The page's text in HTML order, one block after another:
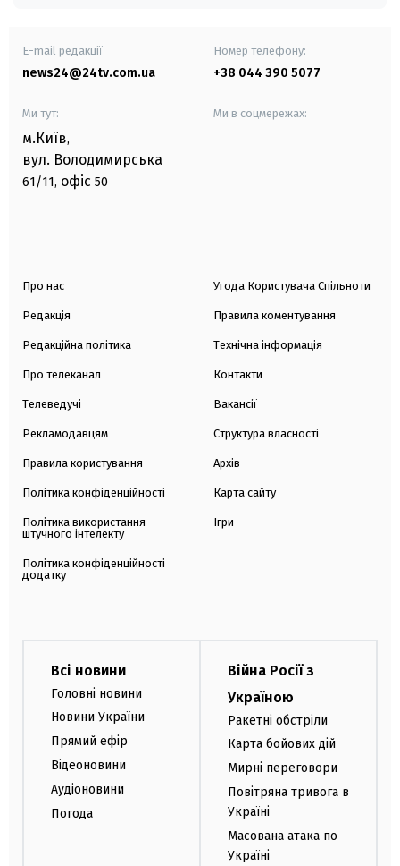
E-mail редакції
news24@24tv.com.ua
Номер телефону:
+38 044 390 5077
Ми тут:
м.Київ,
вул. Володимирська
61/11, офіс 50
Ми в соцмережах:
Про нас
Редакція
Редакційна політика
Про телеканал
Телеведучі
Рекламодавцям
Правила користування
Політика конфіденційності
Політика використання
штучного інтелекту
Політика конфіденційності
додатку
Угода Користувача Спільноти
Правила коментування
Технічна інформація
Контакти
Вакансії
Структура власності
Архів
Карта сайту
Ігри
Всі новини
Головні новини
Новини України
Прямий ефір
Відеоновини
Аудіоновини
Погода
Війна Росії з
Україною
Ракетні обстріли
Карта бойових дій
Мирні переговори
Повітряна тривога в
Україні
Масована атака по
Україні